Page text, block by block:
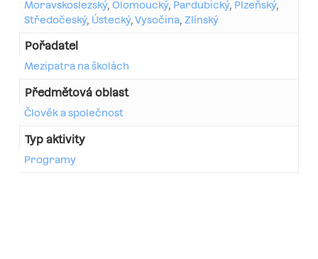
Moravskoslezský, Olomoucký, Pardubický, Plzeňský,
Středočeský, Ústecký, Vysočina, Zlínský
Pořadatel
Mezipatra na školách
Předmětová oblast
Člověk a společnost
Typ aktivity
Programy